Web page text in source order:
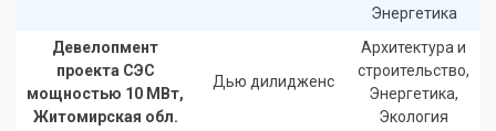
Энергетика
Девелопмент
проекта СЭС
мощностью 10 МВт,
Житомирская обл.
Дью дилидженс
Архитектура и
строительство,
Энергетика,
Экология